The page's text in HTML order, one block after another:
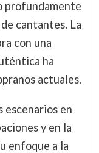
profundamente
cantantes. La
con una
ha
actuales.
escenarios en
y en la
enfoque a la